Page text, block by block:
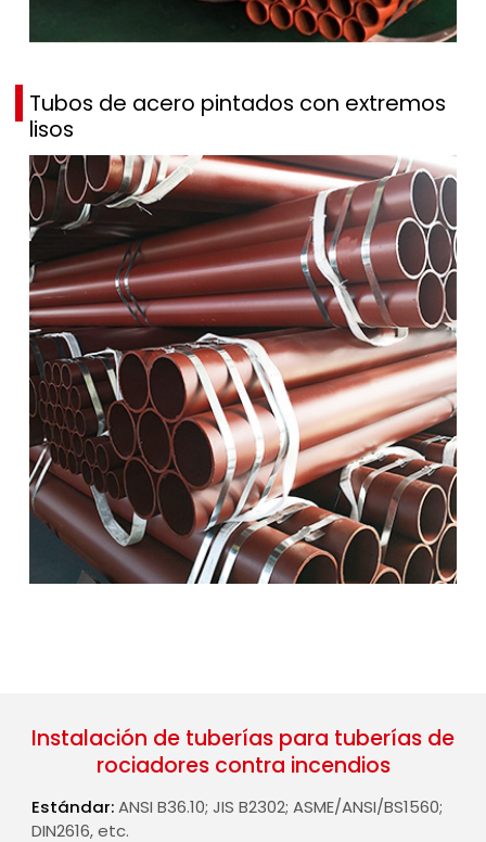
Tubos de acero pintados con extremos
lisos
Instalación de tuberías para tuberías de
rociadores contra incendios
Estándar:ANSI B36.10; JIS B2302; ASME/ANSI/BS1560;
DIN2616, etc.